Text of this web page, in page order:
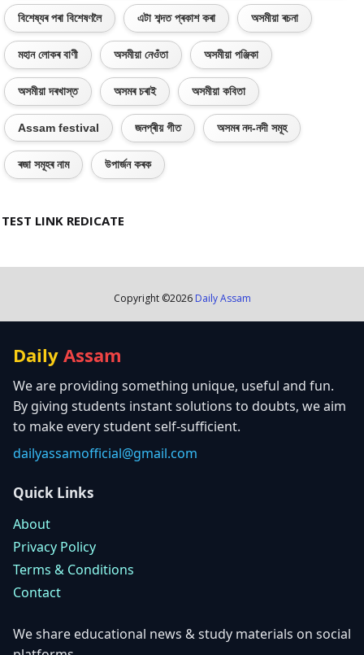
বিশেষ্যৰ পৰা বিশেষণলৈ এটা শব্দত প্ৰকাশ কৰা অসমীয়া ৰচনা
মহান লোকৰ বাণী অসমীয়া নেওঁতা অসমীয়া পঞ্জিকা
অসমীয়া দৰখাস্ত অসমৰ চৰাই অসমীয়া কবিতা
Assam festival জনপ্ৰীয় গীত অসমৰ নদ-নদী সমূহ
ৰজা সমূহৰ নাম উপাৰ্জন কৰক
TEST LINK REDICATE
Copyright ©2026 Daily Assam
Daily Assam
We are providing something unique, useful and fun.
By giving students instant solutions to doubts, we aim
to make every student self-sufficient.
dailyassamofficial@gmail.com
Quick Links
About
Privacy Policy
Terms & Conditions
Contact
We share educational news & study materials on social